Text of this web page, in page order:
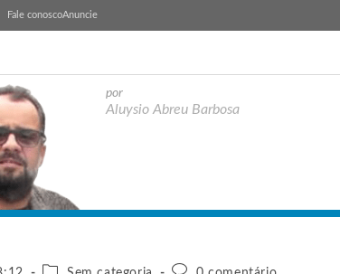
Fale conoscoAnuncie
por
Aluysio Abreu Barbosa